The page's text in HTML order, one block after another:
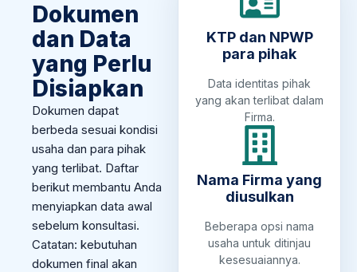
Dokumen
dan Data
yang Perlu
Disiapkan
Dokumen dapat
berbeda sesuai kondisi
usaha dan para pihak
yang terlibat. Daftar
berikut membantu Anda
menyiapkan data awal
sebelum konsultasi.
Catatan: kebutuhan
dokumen final akan
KTP dan NPWP
para pihak
Data identitas pihak
yang akan terlibat dalam
Firma.
Nama Firma yang
diusulkan
Beberapa opsi nama
usaha untuk ditinjau
kesesuaiannya.